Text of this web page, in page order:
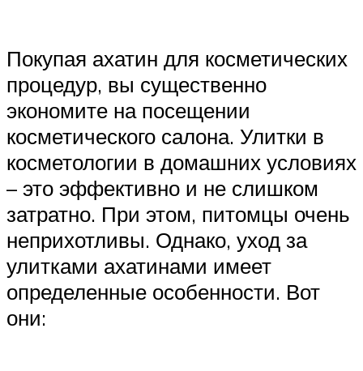
Покупая ахатин для косметических
процедур, вы существенно
экономите на посещении
косметического салона. Улитки в
косметологии в домашних условиях
– это эффективно и не слишком
затратно. При этом, питомцы очень
неприхотливы. Однако, уход за
улитками ахатинами имеет
определенные особенности. Вот
они: